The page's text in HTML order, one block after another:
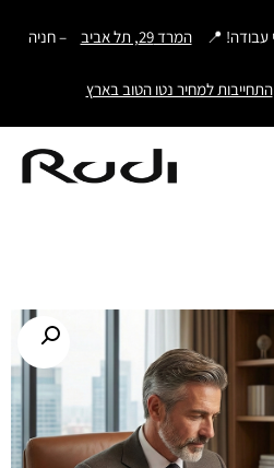
המרד 29, תל אביב – חניה
התחייבות למחיר נטו הטוב בארץ